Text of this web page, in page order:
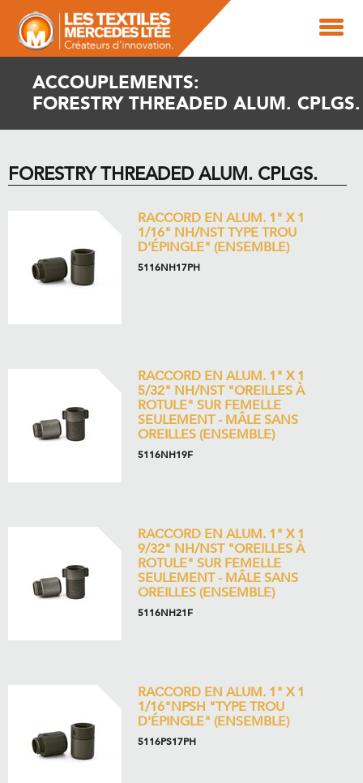
ACCOUPLEMENTS:
FORESTRY THREADED ALUM. CPLGS.
FORESTRY THREADED ALUM. CPLGS.
RACCORD EN ALUM. 1" X 1
1/16" NH/NST TYPE TROU
D'ÉPINGLE" (ENSEMBLE)
5116NH17PH
RACCORD EN ALUM. 1" X 1
5/32" NH/NST "OREILLES À
ROTULE" SUR FEMELLE
SEULEMENT - MÂLE SANS
OREILLES (ENSEMBLE)
5116NH19F
RACCORD EN ALUM. 1" X 1
9/32" NH/NST "OREILLES À
ROTULE" SUR FEMELLE
SEULEMENT - MÂLE SANS
OREILLES (ENSEMBLE)
5116NH21F
RACCORD EN ALUM. 1" X 1
1/16"NPSH "TYPE TROU
D'ÉPINGLE" (ENSEMBLE)
5116PS17PH